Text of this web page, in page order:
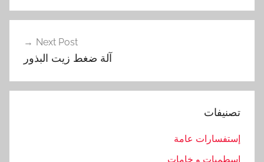
ا
ي
,
ا
Next Post
آلة ضغط زيت البذور
تصنيفات
إستفسارات عامة
إسطمبات و خامات